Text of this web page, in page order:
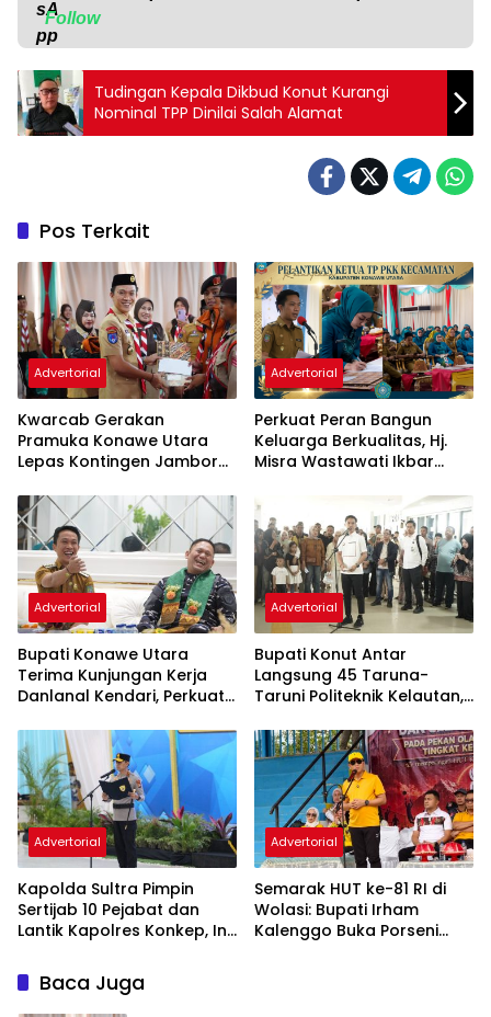
Follow
Tudingan Kepala Dikbud Konut Kurangi
Nominal TPP Dinilai Salah Alamat
Pos Terkait
Advertorial
‎Kwarcab Gerakan
Pramuka Konawe Utara
Lepas Kontingen Jambore
Ikbar: Tunjukkan Karakter
Generasi Muda Konut yang
Advertorial
‎Perkuat Peran Bangun
Keluarga Berkualitas, Hj.
Misra Wastawati Ikbar
Kecamatan se-Konawe
Utara
Advertorial
Bupati Konawe Utara
Terima Kunjungan Kerja
Danlanal Kendari, Perkuat
dan TNI AL
Advertorial
Bupati Konut Antar
Langsung 45 Taruna-
Taruni Politeknik Kelautan,
Pemda
Advertorial
‎Kapolda Sultra Pimpin
Sertijab 10 Pejabat dan
Lantik Kapolres Konkep, Ini
Berganti
Advertorial
Semarak HUT ke-81 RI di
Wolasi: Bupati Irham
Kalenggo Buka Porseni
Baca Juga